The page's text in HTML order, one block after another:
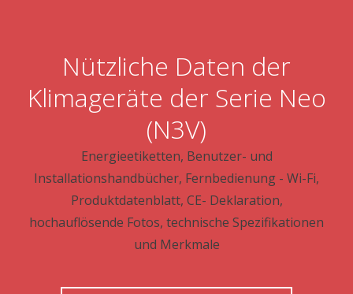
Nützliche Daten der
Klimageräte der Serie Neo
(N3V)
Energieetiketten, Benutzer- und
Installationshandbücher, Fernbedienung - Wi-Fi,
Produktdatenblatt, CE- Deklaration,
hochauflösende Fotos, technische Spezifikationen
und Merkmale